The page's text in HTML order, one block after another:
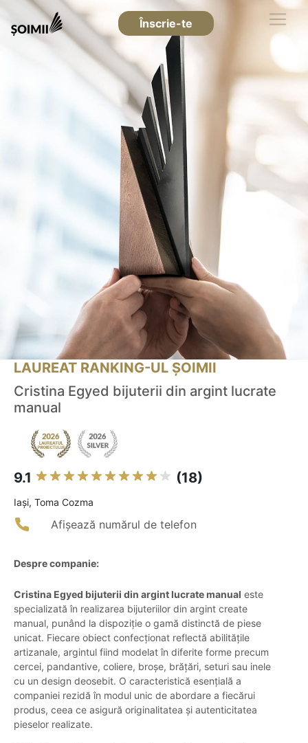
Înscrie-te
LAUREAT RANKING-UL ȘOIMII
Cristina Egyed bijuterii din argint lucrate
manual
9.1 (18)
Iaşi, Toma Cozma
Afișează numărul de telefon
Despre companie:
Cristina Egyed bijuterii din argint lucrate manual este
specializată în realizarea bijuteriilor din argint create
manual, punând la dispoziție o gamă distinctă de piese
unicat. Fiecare obiect confecționat reflectă abilitățile
artizanale, argintul fiind modelat în diferite forme precum
cercei, pandantive, coliere, broșe, brățări, seturi sau inele
cu un design deosebit. O caracteristică esențială a
companiei rezidă în modul unic de abordare a fiecărui
produs, ceea ce asigură originalitatea și autenticitatea
pieselor realizate.